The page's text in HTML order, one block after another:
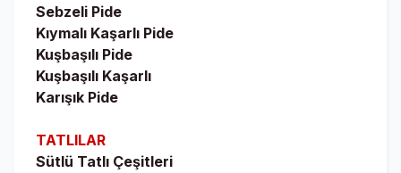
Sebzeli Pide
Kıymalı Kaşarlı Pide
Kuşbaşılı Pide
Kuşbaşılı Kaşarlı
Karışık Pide
TATLILAR
Sütlü Tatlı Çeşitleri